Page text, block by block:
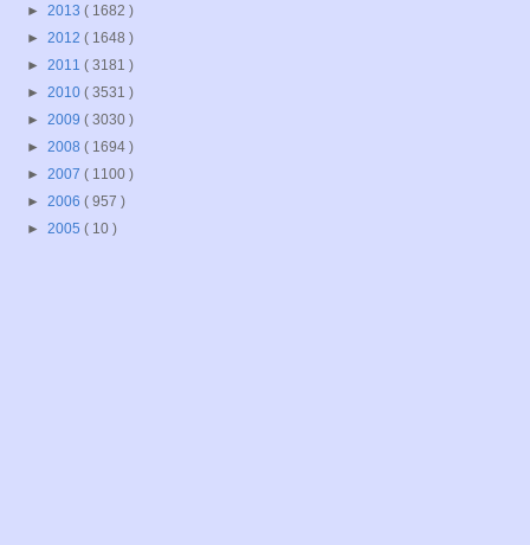
► 2013 ( 1682 )
► 2012 ( 1648 )
► 2011 ( 3181 )
► 2010 ( 3531 )
► 2009 ( 3030 )
► 2008 ( 1694 )
► 2007 ( 1100 )
► 2006 ( 957 )
► 2005 ( 10 )